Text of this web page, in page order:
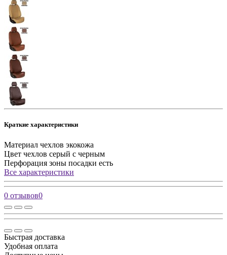
Краткие характеристики
Материал чехлов экокожа
Цвет чехлов серый с черным
Перфорация зоны посадки есть
Все характеристики
0 отзывов0
Быстрая доставка
Удобная оплата